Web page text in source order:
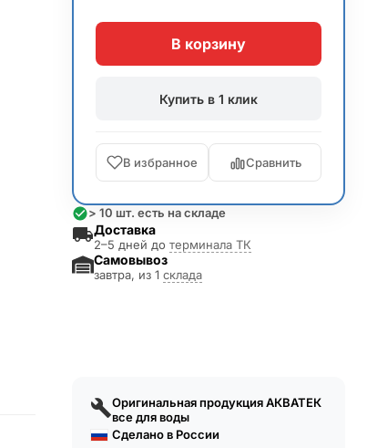
В корзину
Купить в 1 клик
В избранное Сравнить
> 10 шт. есть на складе
Доставка
2–5 дней до терминала ТК
Самовывоз
завтра, из 1 склада
Оригинальная продукция АКВАТЕК
все для воды
Сделано в России